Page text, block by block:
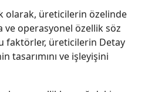
olarak, üreticilerin özelinde
ve operasyonel özellik söz
faktörler, üreticilerin Detay
tasarımını ve işleyişini